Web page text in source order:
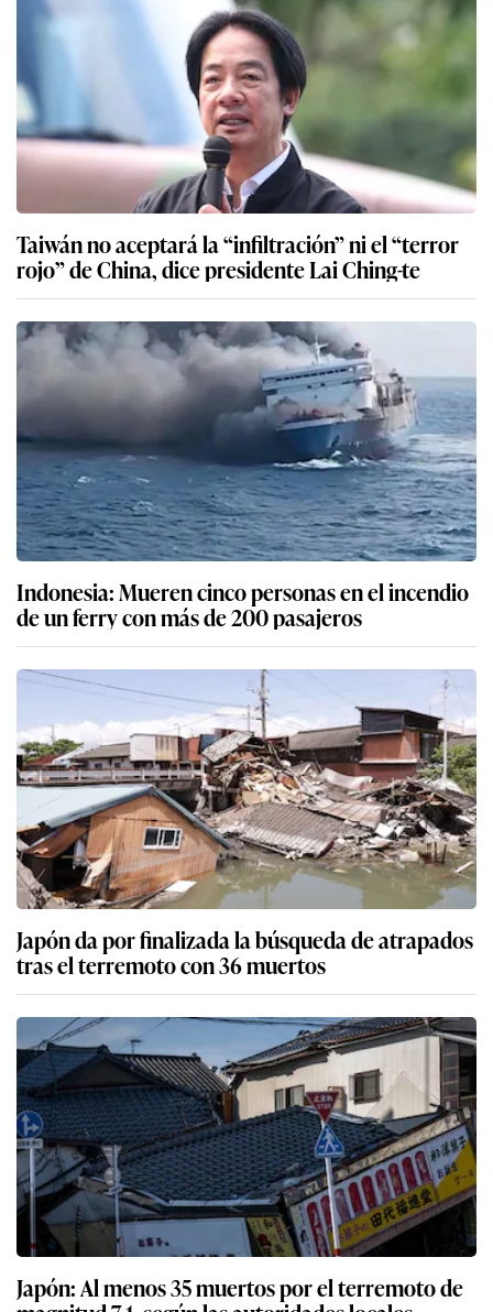
Taiwán no aceptará la “infiltración” ni el “terror
rojo” de China, dice presidente Lai Ching-te
Indonesia: Mueren cinco personas en el incendio
de un ferry con más de 200 pasajeros
Japón da por finalizada la búsqueda de atrapados
tras el terremoto con 36 muertos
Japón: Al menos 35 muertos por el terremoto de